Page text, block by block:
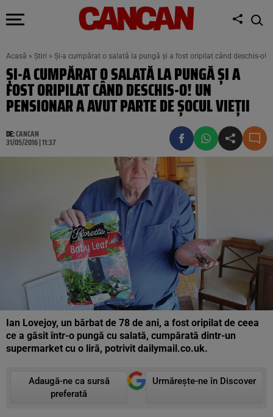
Acasă » Știri » Şi-a cumpărat o salată la pungă şi a fost oripilat când deschis-o!
ŞI-A CUMPĂRAT O SALATĂ LA PUNGĂ ŞI A
FOST ORIPILAT CÂND DESCHIS-O! UN
PENSIONAR A AVUT PARTE DE ŞOCUL VIEŢII
DE:CANCAN
31/05/2016 | 11:37
Ian Lovejoy, un bărbat de 78 de ani, a fost oripilat de ceea
ce a găsit într-o pungă cu salată, cumpărată dintr-un
supermarket cu o liră, potrivit dailymail.co.uk.
Adaugă-ne ca sursă
preferată
Urmărește-ne în Discover